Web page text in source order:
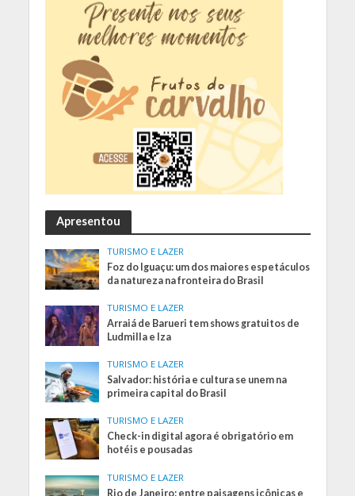
Apresentou
TURISMO E LAZER
Foz do Iguaçu: um dos maiores espetáculos
da natureza na fronteira do Brasil
TURISMO E LAZER
Arraiá de Barueri tem shows gratuitos de
Ludmilla e Iza
TURISMO E LAZER
Salvador: história e cultura se unem na
primeira capital do Brasil
TURISMO E LAZER
Check-in digital agora é obrigatório em
hotéis e pousadas
TURISMO E LAZER
Rio de Janeiro: entre paisagens icônicas e